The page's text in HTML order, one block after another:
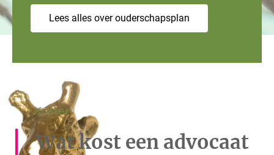
Lees alles over ouderschapsplan
Kosten
Wat kost een advocaat